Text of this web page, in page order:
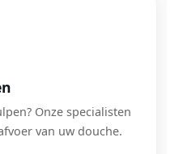
Onze specialisten
van uw douche.